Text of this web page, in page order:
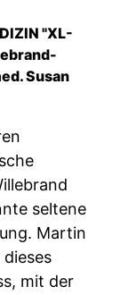
"XL-
Susan
seltene
Martin
mit der